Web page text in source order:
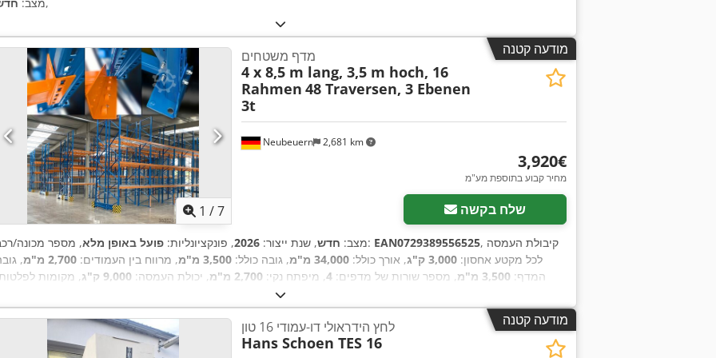
מודעה קטנה
1 /7
Neubeuern 2,681 km
מדף משטחים
4 x 8,5 m lang, 3,5 m hoch, 16
Rahmen 48 Traversen, 3 Ebenen
3t
‏3,920 ‏€
מחיר קבוע בתוספת מע"מ
שלח בקשה
מצב: חדש, שנת ייצור: 2026, פונקציונליות: פועל באופן מלא , מספר מכונה/רכב: EAN0729389556525, קיבולת העמסה
לכל מקטע אחסון: 3,000 ק"ג , אורך כולל: 34,000 מ"מ , גובה כולל: 3,500 מ"מ , מרווח בין העמודים: 2,700 מ"מ
,
המדף: 3,500 מ"מ , מספר שורות של מדפים: 4, מיפתח נקי: 2,700 מ"מ , יכולת העמסה: 9,000 ק"ג
, מקומות
, רוחב מסגרת:
ק"ג, אורך המדף:34,000 מ"מ , אורך תמיכה:2,700 מ"מ ,
מודעה קטנה לחץ הידראולי דו-עמודי 16 טון
Hans Schoen TES 16